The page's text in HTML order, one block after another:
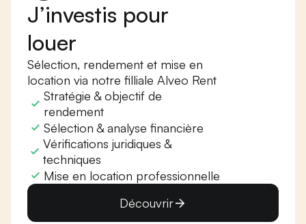
J’investis pour
louer
Sélection, rendement et mise en
location via notre filliale Alveo Rent
Stratégie & objectif de
rendement
Sélection & analyse financière
Vérifications juridiques &
techniques
Mise en location professionnelle
Découvrir